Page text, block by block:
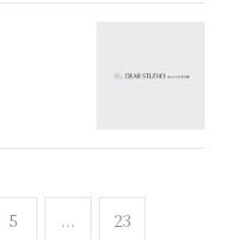
5 ... 23